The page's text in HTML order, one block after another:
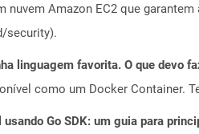
nuvem Amazon EC2 que
security).
linguagem favorita. O que devo
como um Docker Container.
Go SDK: um guia para